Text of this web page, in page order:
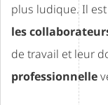
plus ludique. Il
les
de travail et leur
professionnelle